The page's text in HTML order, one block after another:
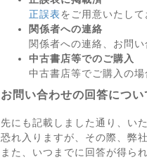
正誤表をご用意いたし
関係者への連絡
関係者への連絡、お問
中古書店等でのご購入
中古書店等でご購入の
お問い合わせの回答につい
先にも記載しました通り、い
恐れ入りますが、その際、弊
また、いつまでに回答が得ら